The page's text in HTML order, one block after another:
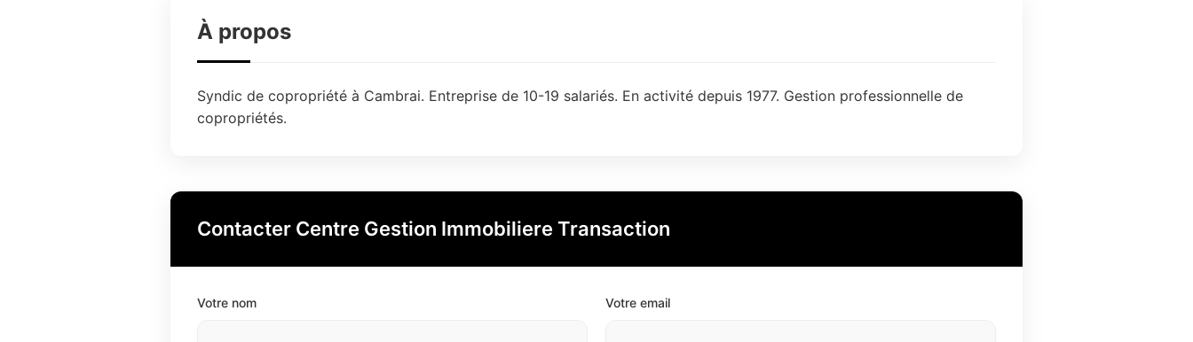
À propos
Syndic de copropriété à Cambrai. Entreprise de 10-19 salariés. En activité depuis 1977. Gestion professionnelle de
copropriétés.
Contacter Centre Gestion Immobiliere Transaction
Votre nom Votre email